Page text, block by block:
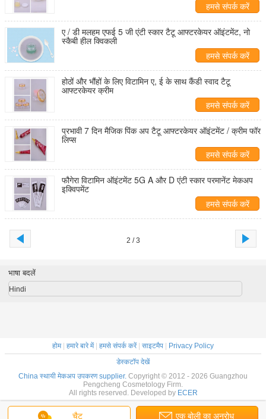
हमसे संपर्क करें
ए / डी मलहम एफई 5 जी एंटी स्कार टैटू आफ्टरकेयर ऑइंटमेंट, नो
स्कैबी हील क्विकली
हमसे संपर्क करें
होठों और भौंहों के लिए विटामिन ए, ई के साथ कैंडी स्वाद टैटू
आफ्टरकेयर क्रीम
हमसे संपर्क करें
प्रभावी 7 दिन मैजिक पिंक अप टैटू आफ्टरकेयर ऑइंटमेंट / क्रीम फॉर
लिप्स
हमसे संपर्क करें
फौगेरा विटामिन ऑइंटमेंट 5G A और D एंटी स्कार परमानेंट मेकअप
इक्विपमेंट
हमसे संपर्क करें
2 / 3
चैट एक बोली का अनुरोध
भाषा बदलें
Hindi
होम| हमारे बारे में| हमसे संपर्क करें| साइटमैप
Privacy Policy
डेस्कटॉप देखें
China स्थायी मेकअप उपकरण supplier. Copyright © 2012 - 2026 Guangzhou
Pengcheng Cosmetology Firm.
All rights reserved. Developed by ECER